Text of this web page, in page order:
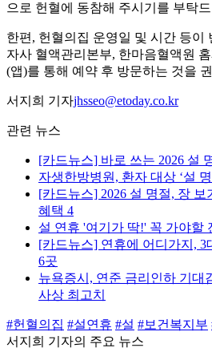
으로 헌혈에 동참해 주시기를 부탁
한편, 헌혈의집 운영일 및 시간 등이
자사 혈액관리본부, 한마음혈액원
(앱)를 통해 예약 후 방문하는 것을
서지희 기자jhsseo@etoday.co.kr
관련 뉴스
[카드뉴스] 바로 쓰는 2026 설
자생한방병원, 환자 대상 ‘설
[카드뉴스] 2026 설 명절, 장
혜택 4
설 연휴 '여기가 딱!' 꼭 가야할
[카드뉴스] 연휴에 어디가지, 3
6곳
뉴욕증시, 연준 금리인하 기대
사상 최고치
#헌혈의집 #설연휴 #설 #보건복지부
서지희 기자의 주요 뉴스